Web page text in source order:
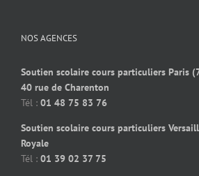
NOS AGENCES
Soutien scolaire cours particuliers Paris
40 rue de Charenton
Tél : 01 48 75 83 76
Soutien scolaire cours particuliers
Royale
Tél : 01 39 02 37 75